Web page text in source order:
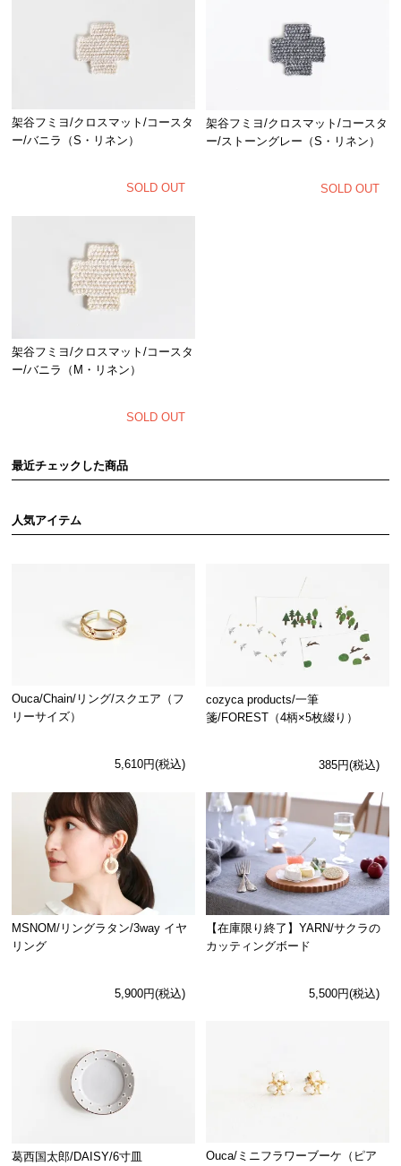
架谷フミヨ/クロスマット/コースタ
ー/バニラ（S・リネン）
SOLD OUT
架谷フミヨ/クロスマット/コースタ
ー/ストーングレー（S・リネン）
SOLD OUT
架谷フミヨ/クロスマット/コースタ
ー/バニラ（M・リネン）
SOLD OUT
最近チェックした商品
人気アイテム
Ouca/Chain/リング/スクエア（フ
リーサイズ）
5,610円(税込)
cozyca products/一筆
箋/FOREST（4柄×5枚綴り）
385円(税込)
MSNOM/リングラタン/3way イヤ
リング
5,900円(税込)
【在庫限り終了】YARN/サクラの
カッティングボード
5,500円(税込)
葛西国太郎/DAISY/6寸皿
Ouca/ミニフラワーブーケ（ピア